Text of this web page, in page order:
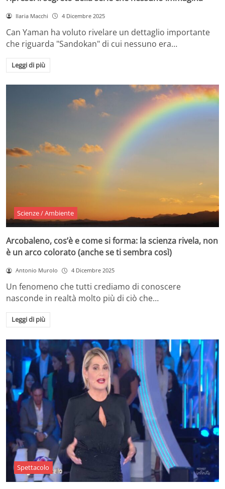
Ilaria Macchi 4 Dicembre 2025
Can Yaman ha voluto rivelare un dettaglio importante
che riguarda "Sandokan" di cui nessuno era…
Leggi di più
Scienze / Ambiente
Arcobaleno, cos’è e come si forma: la scienza rivela, non
è un arco colorato (anche se ti sembra così)
Antonio Murolo 4 Dicembre 2025
Un fenomeno che tutti crediamo di conoscere
nasconde in realtà molto più di ciò che…
Leggi di più
Spettacolo